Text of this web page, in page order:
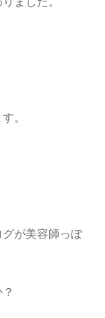
。
が美容師っぽ